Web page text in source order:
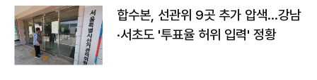
합수본, 선관위 9곳 추가 압색…강남
·서초도 '투표율 허위 입력' 정황